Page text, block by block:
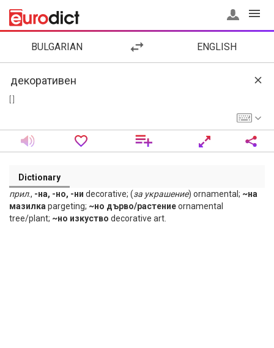
BULGARIAN ENGLISH
Dictionary
прил., -на, -но, -ни decorative; (за украшение) ornamental; ~на
мазилка pargeting; ~но дърво/растениеornamental
tree/plant; ~но изкуство decorative art.